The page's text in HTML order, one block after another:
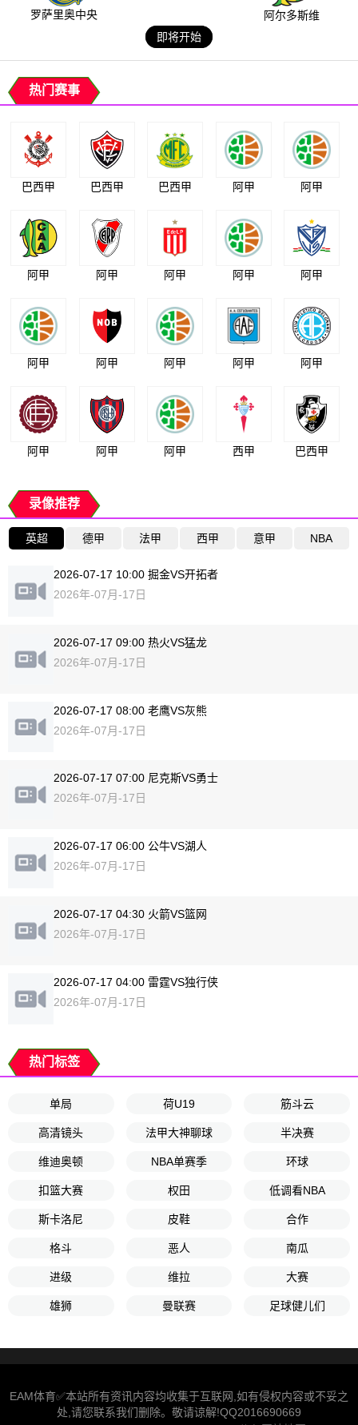
罗萨里奥中央
阿尔多斯维
即将开始
热门赛事
巴西甲 巴西甲 巴西甲 阿甲 阿甲
阿甲 阿甲 阿甲 阿甲 阿甲
阿甲 阿甲 阿甲 阿甲 阿甲
阿甲 阿甲 阿甲 西甲 巴西甲
录像推荐
英超 德甲 法甲 西甲 意甲 NBA
2026-07-17 10:00 掘金VS开拓者
2026年-07月-17日
2026-07-17 09:00 热火VS猛龙
2026年-07月-17日
2026-07-17 08:00 老鹰VS灰熊
2026年-07月-17日
2026-07-17 07:00 尼克斯VS勇士
2026年-07月-17日
2026-07-17 06:00 公牛VS湖人
2026年-07月-17日
2026-07-17 04:30 火箭VS篮网
2026年-07月-17日
2026-07-17 04:00 雷霆VS独行侠
2026年-07月-17日
热门标签
单局 荷U19 筋斗云
高清镜头 法甲大神聊球 半决赛
维迪奥顿 NBA单赛季 环球
扣篮大赛 权田 低调看NBA
斯卡洛尼 皮鞋 合作
格斗 恶人 南瓜
进级 维拉 大赛
雄狮 曼联赛 足球健儿们
EAM体育✅本站所有资讯内容均收集于互联网,如有侵权内容或不妥之
处,请您联系我们删除。敬请谅解!QQ2016690669